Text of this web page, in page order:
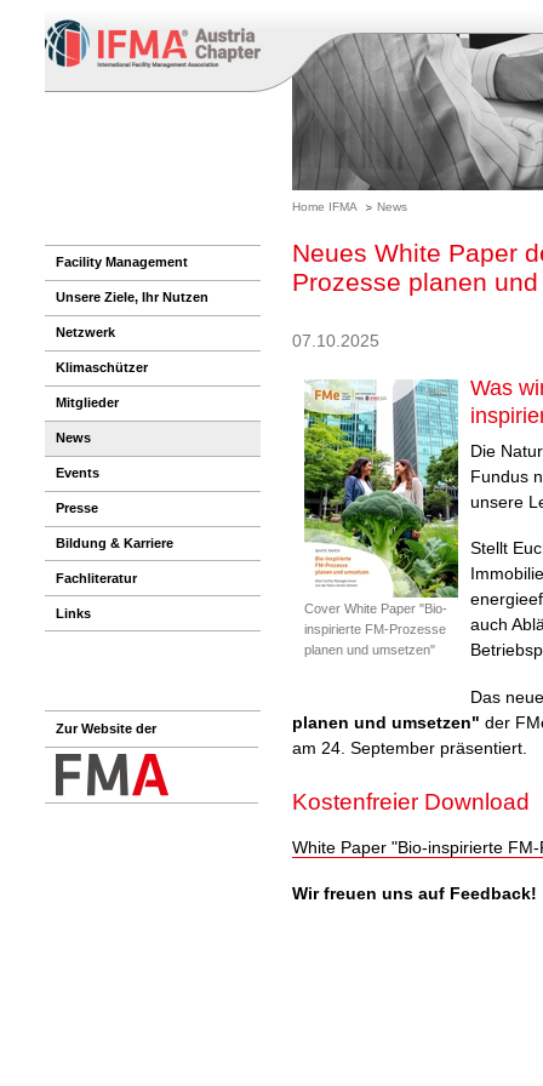
Home IFMA News
Facility Management
Unsere Ziele, Ihr Nutzen
Netzwerk
Klimaschützer
Mitglieder
News
Events
Presse
Bildung & Karriere
Fachliteratur
Links
Zur Website der
Neues White Paper
Prozesse planen
07.10.2025
Cover White Paper "Bio-
inspirierte FM-Prozesse
planen und umsetzen"
Was
Die
Fundus
unsere
Stellt
auch
Das
planen und umsetzen" der
am 24. September präsentiert.
Kostenfreier Download
White Paper "Bio-inspirierte
Wir freuen uns auf Feedback!